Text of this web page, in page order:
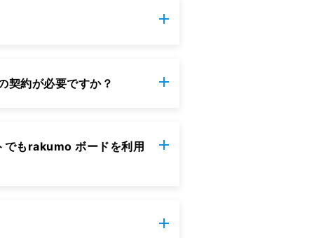
約が必要ですか？
もrakumo ボードを利用